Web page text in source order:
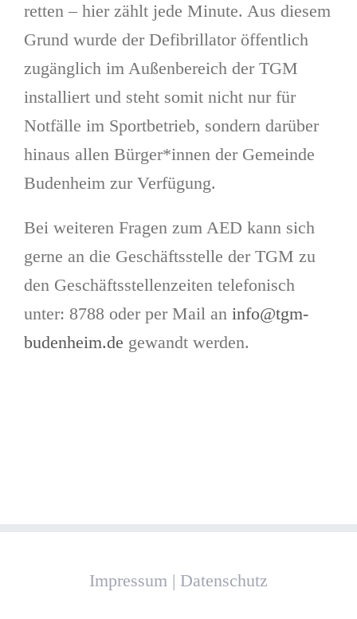
retten – hier zählt jede Minute. Aus diesem
Grund wurde der Defibrillator öffentlich
zugänglich im Außenbereich der TGM
installiert und steht somit nicht nur für
Notfälle im Sportbetrieb, sondern darüber
hinaus allen Bürger*innen der Gemeinde
Budenheim zur Verfügung.
Bei weiteren Fragen zum AED kann sich
gerne an die Geschäftsstelle der TGM zu
den Geschäftsstellenzeiten telefonisch
unter: 8788 oder per Mail an info@tgm-
budenheim.de gewandt werden.
Impressum | Datenschutz